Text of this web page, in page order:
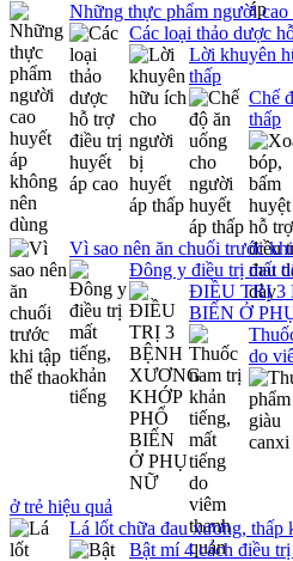
Những thực phẩm người
Các loại thảo dược
Lời khuyên
thấp
Chế
thấp
Vì sao nên ăn chuối trước
Đông y điều trị mất
ĐIỀU TRỊ 3
BIẾN Ở
do
ở trẻ hiệu quả
Lá lốt chữa đau xương, thấp
Bật mí 4 cách điều